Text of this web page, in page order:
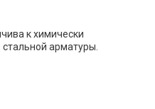
к химически
арматуры.